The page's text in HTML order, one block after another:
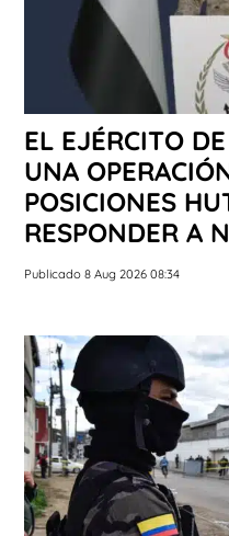
EL EJÉRCITO
UNA
POSICIONES
RESPONDER A
Publicado 8 Aug 2026 08:34